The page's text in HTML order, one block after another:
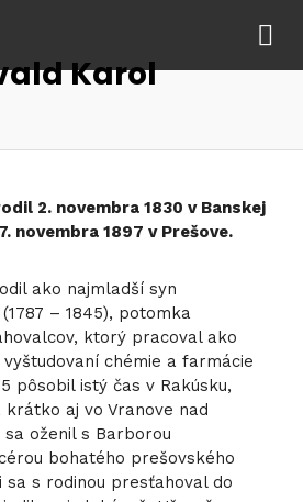
Karol
2. novembra 1830 v Banskej
novembra 1897 v Prešove.
ako najmladší syn
– 1845), potomka
ktorý pracoval ako
chémie a farmácie
pôsobil istý čas v Rakúsku,
aj vo Vranove nad
sa oženil s Barborou
bohatého prešovského
sa s rodinou presťahoval do